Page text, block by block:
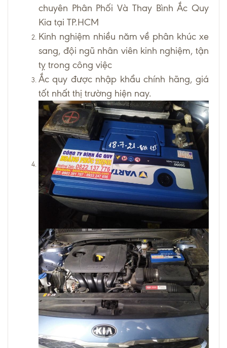
chuyên Phân Phối Và Thay Bình Ắc Quy
Kia tại TP.HCM
Kinh nghiệm nhiều năm về phân khúc xe
sang, đội ngũ nhân viên kinh nghiệm, tận
tỵ trong công việc
Ắc quy được nhập khẩu chính hãng, giá
tốt nhất thị trường hiện nay.